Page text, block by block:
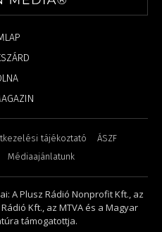
tájékoztató
ÁSZF
Médiaajánlatunk
A Plusz Rádió Nonprofit Kft., az
Kft., az MTVA és a Magyar
támogatottja.